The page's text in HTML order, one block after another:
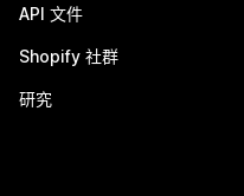
API 文件
Shopify 社群
研究